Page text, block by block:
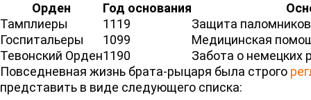
Орден
Год основания
Тамплиеры
1119
Защита паломников
Госпитальеры
1099
Медицинская
Тевонский Орден1190
Забота о немецких
Повседневная жизнь брата-рыцаря была строго
представить в виде следующего списка: